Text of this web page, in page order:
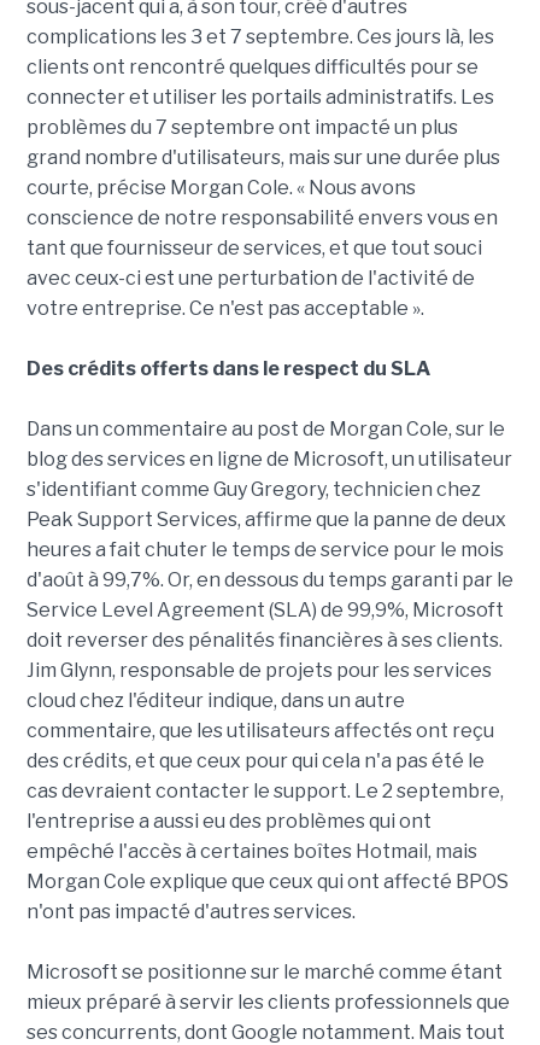
sous-jacent qui a, à son tour, créé d'autres
complications les 3 et 7 septembre. Ces jours là, les
clients ont rencontré quelques difficultés pour se
connecter et utiliser les portails administratifs. Les
problèmes du 7 septembre ont impacté un plus
grand nombre d'utilisateurs, mais sur une durée plus
courte, précise Morgan Cole. « Nous avons
conscience de notre responsabilité envers vous en
tant que fournisseur de services, et que tout souci
avec ceux-ci est une perturbation de l'activité de
votre entreprise. Ce n'est pas acceptable ».
Des crédits offerts dans le respect du SLA
Dans un commentaire au post de Morgan Cole, sur le
blog des services en ligne de Microsoft, un utilisateur
s'identifiant comme Guy Gregory, technicien chez
Peak Support Services, affirme que la panne de deux
heures a fait chuter le temps de service pour le mois
d'août à 99,7%. Or, en dessous du temps garanti par le
Service Level Agreement (SLA) de 99,9%, Microsoft
doit reverser des pénalités financières à ses clients.
Jim Glynn, responsable de projets pour les services
cloud chez l'éditeur indique, dans un autre
commentaire, que les utilisateurs affectés ont reçu
des crédits, et que ceux pour qui cela n'a pas été le
cas devraient contacter le support. Le 2 septembre,
l'entreprise a aussi eu des problèmes qui ont
empêché l'accès à certaines boîtes Hotmail, mais
Morgan Cole explique que ceux qui ont affecté BPOS
n'ont pas impacté d'autres services.
Microsoft se positionne sur le marché comme étant
mieux préparé à servir les clients professionnels que
ses concurrents, dont Google notamment. Mais tout